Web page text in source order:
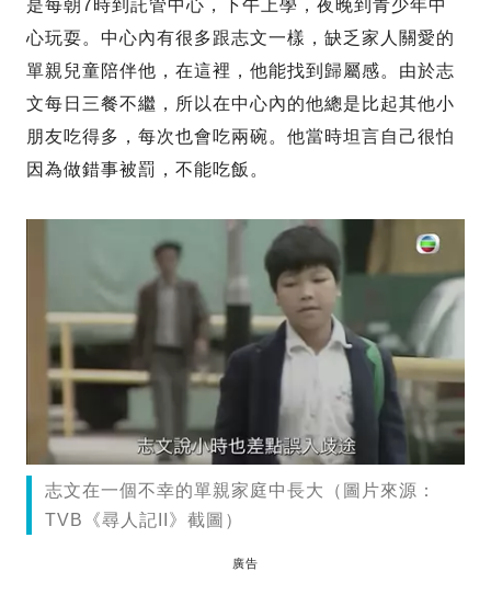
是每朝7時到託管中心，下午上學，夜晚到青少年中
心玩耍。中心內有很多跟志文一樣，缺乏家人關愛的
單親兒童陪伴他，在這裡，他能找到歸屬感。由於志
文每日三餐不繼，所以在中心內的他總是比起其他小
朋友吃得多，每次也會吃兩碗。他當時坦言自己很怕
因為做錯事被罰，不能吃飯。
志文在一個不幸的單親家庭中長大（圖片來源：
TVB《尋人記II》截圖）
廣告